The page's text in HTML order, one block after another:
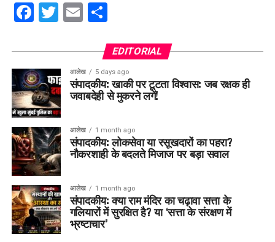
Facebook
Twitter
EmailShare
EDITORIAL
आलेख 5 days ago
संपादकीय: खाकी पर टूटता विश्वास: जब रक्षक ही
जवाबदेही से मुकरने लगें!
आलेख 1 month ago
संपादकीय: लोकसेवा या रसूखदारों का पहरा?
नौकरशाही के बदलते मिजाज पर बड़ा सवाल
आलेख 1 month ago
संपादकीय: क्या राम मंदिर का चढ़ावा सत्ता के
गलियारों में सुरक्षित है? या ‘सत्ता के संरक्षण में
भ्रष्टाचार’